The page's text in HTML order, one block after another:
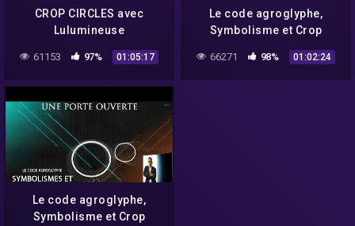
CROP CIRCLES avec
Lulumineuse
61153 97% 01:05:17
Le code agroglyphe,
Symbolisme et Crop
Circles 0.2, avec David
Devaux
66271 98% 01:02:24
Le code agroglyphe,
Symbolisme et Crop